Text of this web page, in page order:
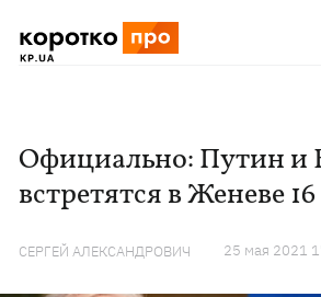
Официально: Путин и
встретятся в Женеве
СЕРГЕЙ АЛЕКСАНДРОВИЧ 25 мая 2021